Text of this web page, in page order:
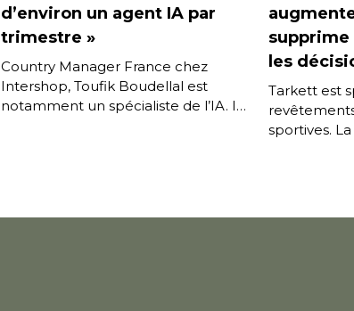
d’environ un agent IA par
trimestre »
Country Manager France chez
Intershop, Toufik Boudellal est
notamment un spécialiste de l’IA. Il
supprime
les
Tarkett est
sportives.